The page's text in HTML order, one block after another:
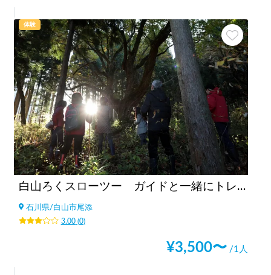
体験
白山ろくスローツー ガイドと一緒にトレッキング
石川県/白山市尾添
3.00(0)
¥3,500〜 /1人